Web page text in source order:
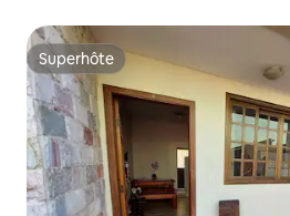
Superhôte
Superhôte